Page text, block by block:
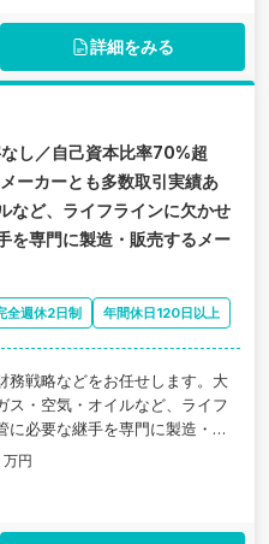
詳細をみる
し／自己資本比率70%超
ーカーとも多数取引実績あ
など、ライフラインに欠かせ
を専門に製造・販売するメー
全週休2日制 年間休日120日以上
務戦略などをお任せします。大
ス・空気・オイルなど、ライフ
に必要な継手を専門に製造・販
万円